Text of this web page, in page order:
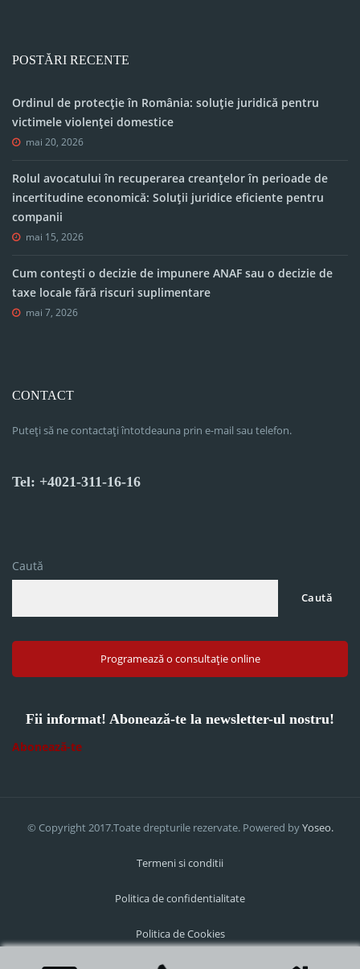
POSTĂRI RECENTE
Ordinul de protecție în România: soluție juridică pentru
victimele violenței domestice
mai 20, 2026
Rolul avocatului în recuperarea creanțelor în perioade de
incertitudine economică: Soluții juridice eficiente pentru
companii
mai 15, 2026
Cum contești o decizie de impunere ANAF sau o decizie de
taxe locale fără riscuri suplimentare
mai 7, 2026
CONTACT
Puteți să ne contactați întotdeauna prin e-mail sau telefon.
Tel: +4021-311-16-16
Caută
Caută
Programează o consultație online
Fii informat! Abonează-te la newsletter-ul nostru!
Abonează-te
© Copyright 2017.Toate drepturile rezervate. Powered byYoseo.
Termeni si conditii
Politica de confidentialitate
Politica de Cookies